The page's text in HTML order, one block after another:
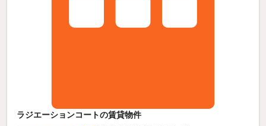
ラジエーションコートの賃貸物件